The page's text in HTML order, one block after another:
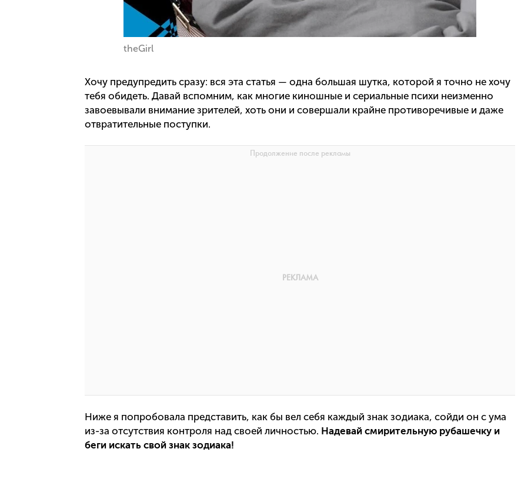
theGirl
Хочу предупредить сразу: вся эта статья — одна большая шутка, которой я точно не хочу
тебя обидеть. Давай вспомним, как многие киношные и сериальные психи неизменно
завоевывали внимание зрителей, хоть они и совершали крайне противоречивые и даже
отвратительные поступки.
Ниже я попробовала представить, как бы вел себя каждый знак зодиака, сойди он с ума
из-за отсутствия контроля над своей личностью. Надевай смирительную рубашечку и
беги искать свой знак зодиака!